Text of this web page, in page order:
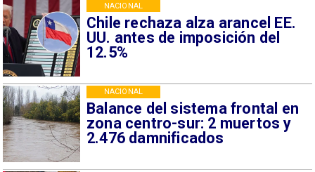
Chile rechaza alza arancel EE.
UU. antes de imposición del
12.5%
NACIONAL
Balance del sistema frontal en
zona centro-sur: 2 muertos y
2.476 damnificados
NACIONAL